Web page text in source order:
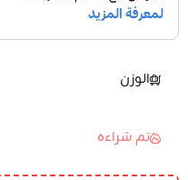
الوزن
تم شراءه